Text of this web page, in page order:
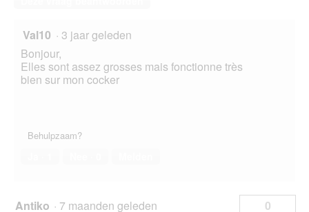
Val10 · 3 jaar geleden
Bonjour,
Elles sont assez grosses mais fonctionne très
bien sur mon cocker
Behulpzaam?
Antiko · 7 maanden geleden
0